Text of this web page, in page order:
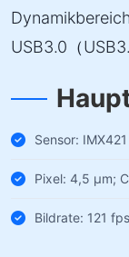
USB3.0（
Sensor:
Pixel: 4,5 µm;
Bildrate: 121